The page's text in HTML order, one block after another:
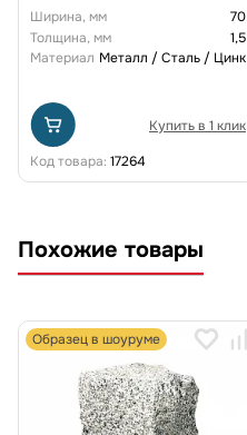
Ширина, мм
70
Толщина, мм
1,5
Материал Металл / Сталь / Цинк
Купить в 1 клик
Код товара: 17264
Похожие товары
Образец в шоуруме